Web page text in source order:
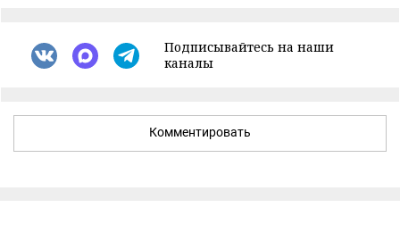
Подписывайтесь на наши
каналы
Комментировать